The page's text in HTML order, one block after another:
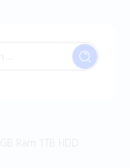
Ram 1TB HDD